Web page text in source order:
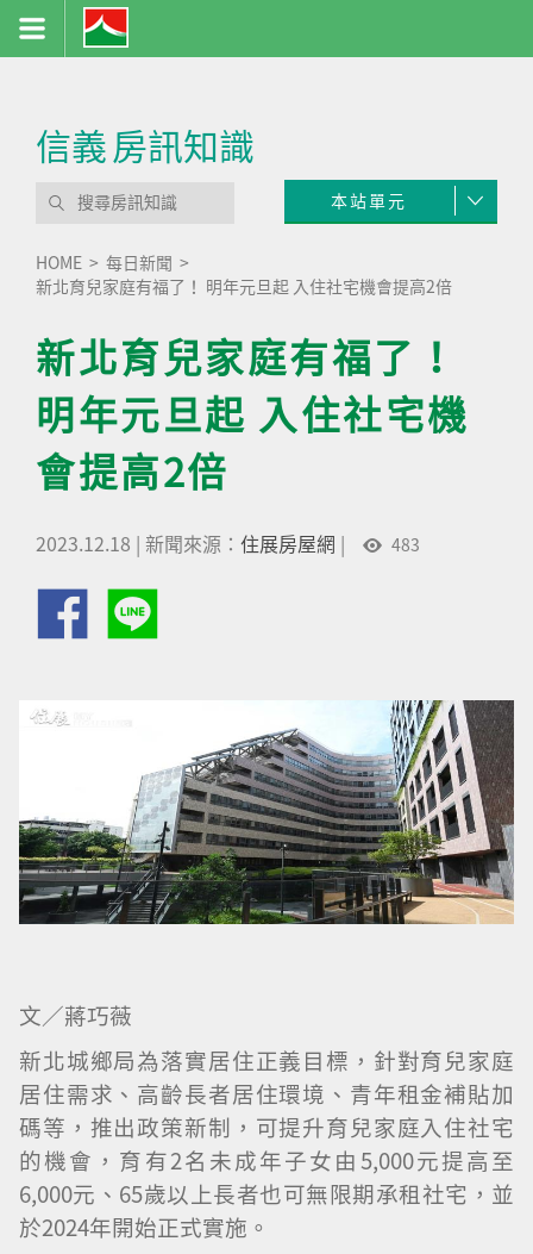
信義房訊知識
本站單元
HOME
每日新聞
新北育兒家庭有福了！ 明年元旦起 入住社宅機會提高2倍
新北育兒家庭有福了！
明年元旦起 入住社宅機
會提高2倍
2023.12.18 | 新聞來源： 住展房屋網 | 483
文／蔣巧薇
新北城鄉局為落實居住正義目標，針對育兒家庭
居住需求、高齡長者居住環境、青年租金補貼加
碼等，推出政策新制，可提升育兒家庭入住社宅
的機會，育有2名未成年子女由5,000元提高至
6,000元、65歲以上長者也可無限期承租社宅，並
於2024年開始正式實施。